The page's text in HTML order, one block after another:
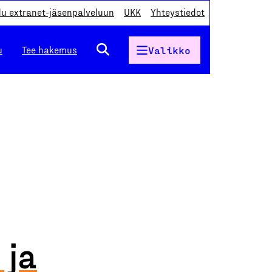
extranet-jäsenpalveluun UKK Yhteystiedot
Tee hakemus Valikko
ja